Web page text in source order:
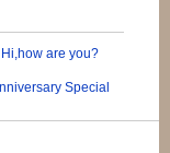
are you?
Special